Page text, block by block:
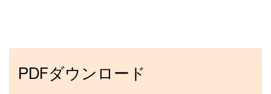
PDFダウンロード